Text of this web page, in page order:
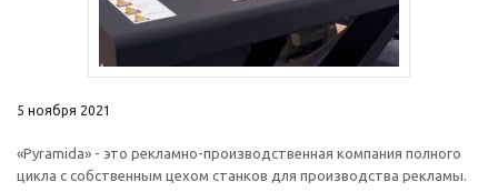
5 ноября 2021
«Pyramida» - это рекламно-производственная компания полного
цикла с собственным цехом станков для производства рекламы.